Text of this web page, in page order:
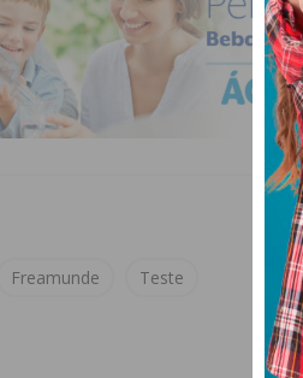
Freamunde Teste